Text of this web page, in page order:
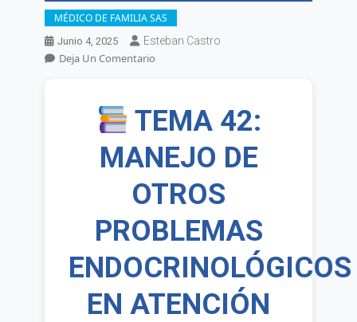
MÉDICO DE FAMILIA SAS
Junio 4, 2025 Esteban Castro
Deja Un ComentarioEn
SAS.
42.
Manejo
De
Otros
Problemas
Endocrinológicos
Atención
Primaria.
Patología
Hipofisaria
TEMA 42:
MANEJO DE
OTROS
PROBLEMAS
ENDOCRINOLÓGICOS
EN ATENCIÓN